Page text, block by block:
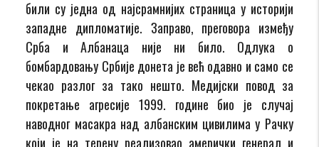
били су једна од најсрамнијих страница у историји
западне дипломатије. Заправо, преговора између
Срба и Албанаца није ни било. Одлука о
бомбардовању Србије донета је већ одавно и само се
чекао разлог за тако нешто. Медијски повод за
покретање агресије 1999. године био је случај
наводног масакра над албанским цивилима у Рачку
који је на терену реализовао амерички генерал и